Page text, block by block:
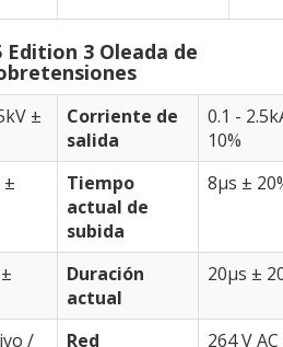
Edition 3 Oleada de
±
Corriente de
salida
0.1 -
10%
±
Tiempo
actual de
subida
8μs ±
Duración
actual
20μs ±
/
Red
264 V